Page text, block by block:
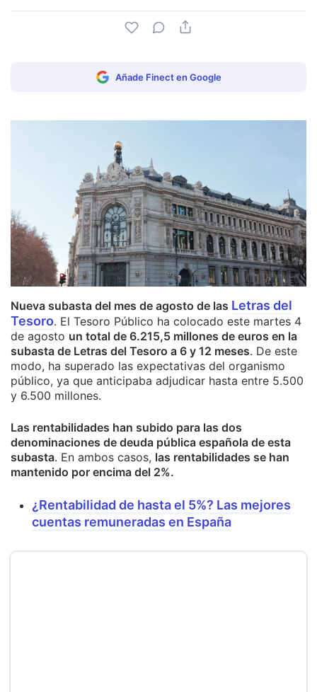
Añade Finect en Google
Nueva subasta del mes de agosto de las Letras del
Tesoro. El Tesoro Público ha colocado este martes 4
de agosto un total de 6.215,5 millones de euros en la
subasta de Letras del Tesoro a 6 y 12 meses. De este
modo, ha superado las expectativas del organismo
público, ya que anticipaba adjudicar hasta entre 5.500
y 6.500 millones.
Las rentabilidades han subido para las dos
denominaciones de deuda pública española de esta
subasta. En ambos casos, las rentabilidades se han
mantenido por encima del 2%.
¿Rentabilidad de hasta el 5%? Las mejores
cuentas remuneradas en España